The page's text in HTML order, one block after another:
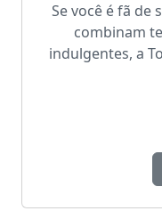
Se você é fã de
combinam
indulgentes, a